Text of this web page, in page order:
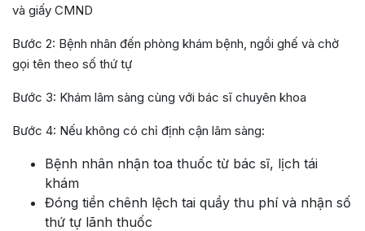
và giấy CMND
Bước 2: Bệnh nhân đến phòng khám bệnh, ngồi ghế và chờ
gọi tên theo số thứ tự
Bước 3: Khám lâm sàng cùng với bác sĩ chuyên khoa
Bước 4: Nếu không có chỉ định cận lâm sàng:
Bệnh nhân nhận toa thuốc từ bác sĩ, lịch tái
khám
Đóng tiền chênh lệch tai quầy thu phí và nhận số
thứ tự lãnh thuốc